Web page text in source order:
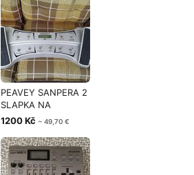
PEAVEY SANPERA 2
SLAPKA NA
OVLADANI EFEKTU
1200 Kč ~ 49,70 €